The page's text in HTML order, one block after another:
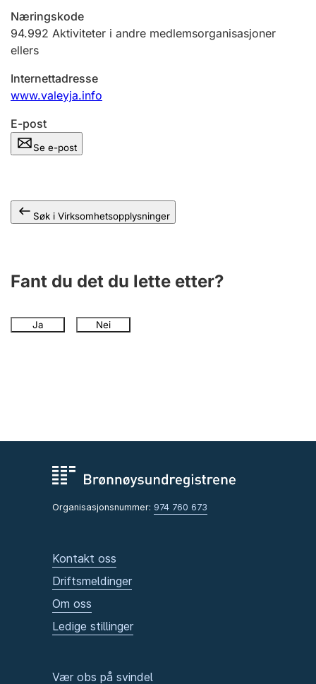
Næringskode
94.992 Aktiviteter i andre medlemsorganisasjoner
ellers
Internettadresse
www.valeyja.info
E-post
Se e-post
Søk i Virksomhetsopplysninger
Fant du det du lette etter?
Ja Nei
Organisasjonsnummer: 974 760 673
Kontakt oss
Driftsmeldinger
Om oss
Ledige stillinger
Vær obs på svindel